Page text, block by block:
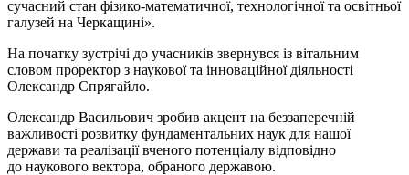
сучасний стан фізико-математичної, технологічної та освітньої
галузей на Черкащині».
На початку зустрічі до учасників звернувся із вітальним
словом проректор з наукової та інноваційної діяльності
Олександр Спрягайло.
Олександр Васильович зробив акцент на беззаперечній
важливості розвитку фундаментальних наук для нашої
держави та реалізації вченого потенціалу відповідно
до наукового вектора, обраного державою.